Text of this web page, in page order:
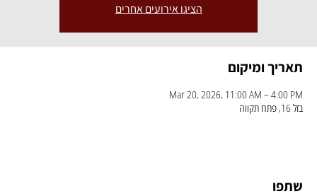
הציגו אירועים אחרים
תאריך ומיקום
Mar 20, 2026, 11:00 AM – 4:00 PM
בזל 16, פתח תקווה
שתפו